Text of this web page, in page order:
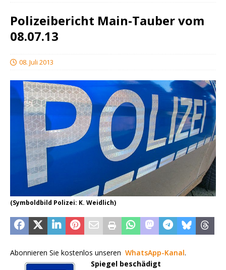
Polizeibericht Main-Tauber vom
08.07.13
08. Juli 2013
(Symboldbild Polizei: K. Weidlich)
Abonnieren Sie kostenlos unseren WhatsApp-Kanal.
Spiegel beschädigt